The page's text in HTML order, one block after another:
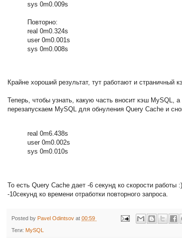
sys 0m0.009s
Повторно:
real 0m0.324s
user 0m0.001s
sys 0m0.008s
Крайне хороший результат, тут работают и страничный
Теперь, чтобы узнать, какую часть вносит кэш MySQL,
перезапускаем MySQL для обнуления Query Cache и
real 0m6.438s
user 0m0.002s
sys 0m0.010s
То есть Query Cache дает -6 секунд ко скорости
-10секунд ко времени отработки повторного запроса.
Posted by Pavel Odintsov at 00:59
Теги: MySQL